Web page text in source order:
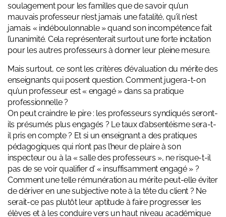
soulagement pour les familles que de savoir qu’un
mauvais professeur n’est jamais une fatalité, qu’il n’est
jamais « indéboulonnable » quand son incompétence fait
l’unanimité. Cela représenterait surtout une forte incitation
pour les autres professeurs à donner leur pleine mesure.
Mais surtout, ce sont les critères d’évaluation du mérite des
enseignants qui posent question. Comment jugera-t-on
qu’un professeur est « engagé » dans sa pratique
professionnelle ?
On peut craindre le pire : les professeurs syndiqués seront-
ils présumés plus engagés ? Le taux d’absentéisme sera-t-
il pris en compte ? Et si un enseignant a des pratiques
pédagogiques qui n’ont pas l’heur de plaire à son
inspecteur ou à la « salle des professeurs », ne risque-t-il
pas de se voir qualifier d’ « insuffisamment engagé » ?
Comment une telle rémunération au mérite peut-elle éviter
de dériver en une subjective note à la tête du client ? Ne
serait-ce pas plutôt leur aptitude à faire progresser les
élèves et à les conduire vers un haut niveau académique